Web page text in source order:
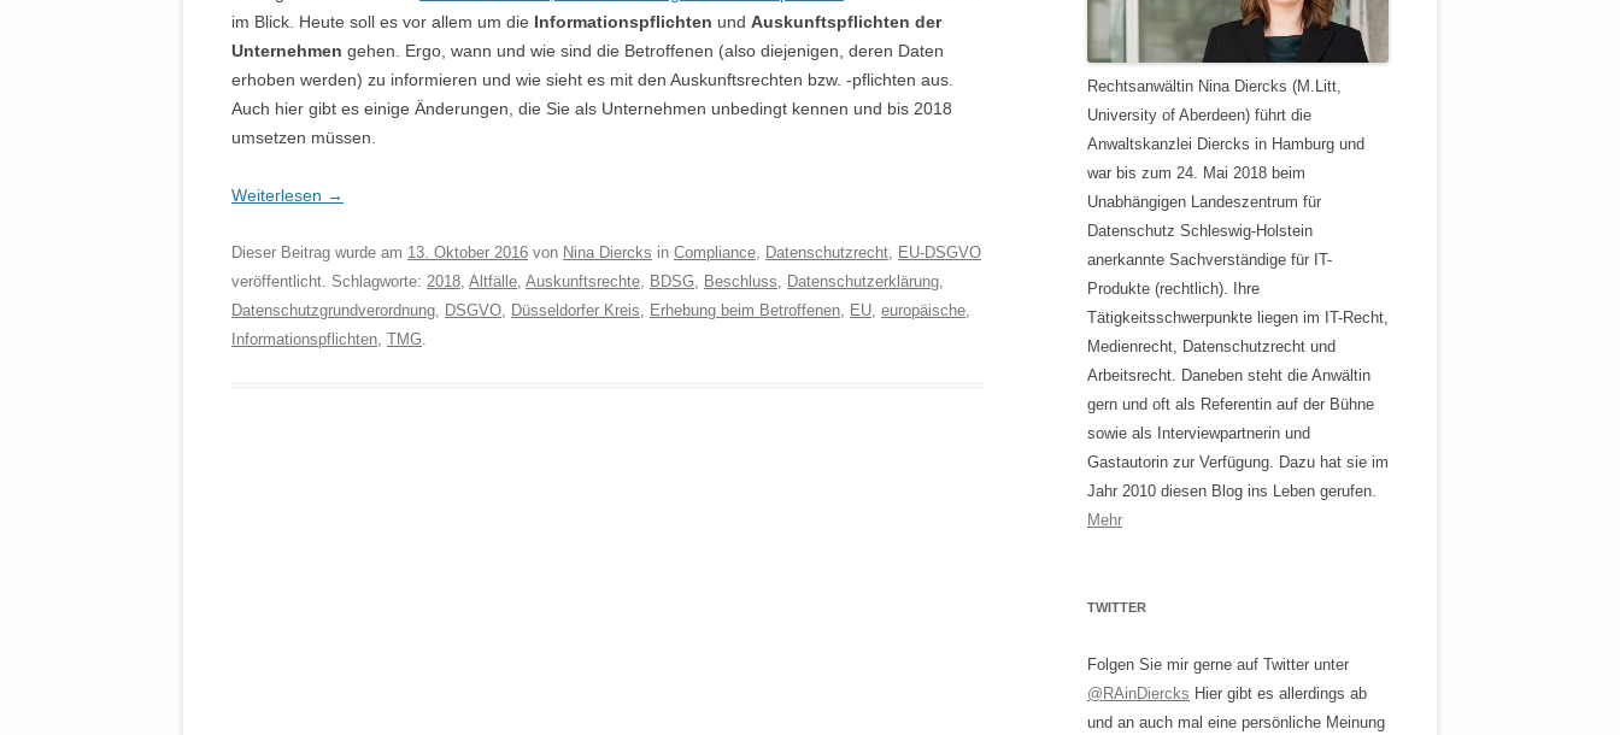
im Blick. Heute soll es vor allem um die Informationspflichten und Auskunftspflichten der
Unternehmen gehen. Ergo, wann und wie sind die Betroffenen (also diejenigen, deren Daten
erhoben werden) zu informieren und wie sieht es mit den Auskunftsrechten bzw. -pflichten aus.
Auch hier gibt es einige Änderungen, die Sie als Unternehmen unbedingt kennen und bis 2018
umsetzen müssen.
Weiterlesen →
Dieser Beitrag wurde am 13. Oktober 2016 von Nina Diercks in Compliance, Datenschutzrecht, EU-DSGVO
veröffentlicht. Schlagworte: 2018, Altfälle, Auskunftsrechte, BDSG, Beschluss, Datenschutzerklärung,
Datenschutzgrundverordnung, DSGVO, Düsseldorfer Kreis, Erhebung beim Betroffenen, EU, europäische,
Informationspflichten, TMG.
Rechtsanwältin Nina Diercks (M.Litt,
University of Aberdeen) führt die
Anwaltskanzlei Diercks in Hamburg und
war bis zum 24. Mai 2018 beim
Unabhängigen Landeszentrum für
Datenschutz Schleswig-Holstein
anerkannte Sachverständige für IT-
Produkte (rechtlich). Ihre
Tätigkeitsschwerpunkte liegen im IT-Recht,
Medienrecht, Datenschutzrecht und
Arbeitsrecht. Daneben steht die Anwältin
gern und oft als Referentin auf der Bühne
sowie als Interviewpartnerin und
Gastautorin zur Verfügung. Dazu hat sie im
Jahr 2010 diesen Blog ins Leben gerufen.
Mehr
TWITTER
Folgen Sie mir gerne auf Twitter unter
@RAinDiercks Hier gibt es allerdings ab
und an auch mal eine persönliche Meinung